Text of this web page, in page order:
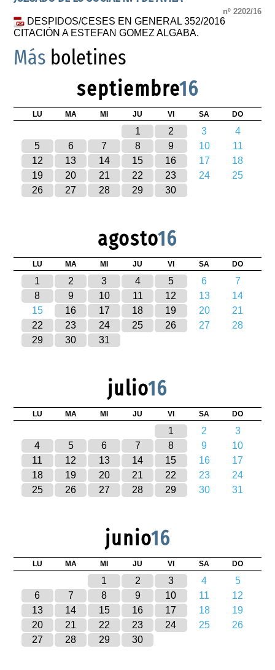
nº 2202/16
DESPIDOS/CESES EN GENERAL 352/2016
CITACIÓN A ESTEFAN GOMEZ ALGABA.
Más boletines
septiembre16
LU MA MI JU VI SA DO
1 2 3
4
5
6 7 8 9 10
11
12
13 14 15 16 17
18
19
20 21 22 23 24
25
26
27 28 29 30
agosto16
LU MA MI JU VI SA DO
1 2 3 4 5 6
7
8
9 10 11 12 13
14
15
16 17 18 19 20
21
22
23 24 25 26 27
28
29
30 31
julio16
LU MA MI JU VI SA DO
1 2
3
4
5 6 7 8 9
10
11
12 13 14 15 16
17
18
19 20 21 22 23
24
25
26 27 28 29 30 31
junio16
LU MA MI JU VI SA DO
1 2 3 4
5
6
7 8 9 10 11
12
13
14 15 16 17 18
19
20
21 22 23 24 25
26
27
28 29 30